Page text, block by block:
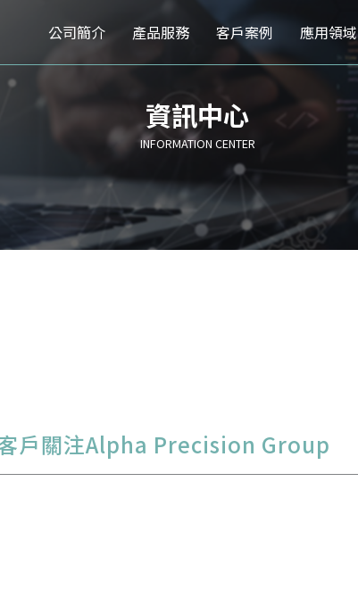
公司簡介 產品服務 客戶案例 應用領域
資訊中心
INFORMATION CENTER
戶關注Alpha Precision Group